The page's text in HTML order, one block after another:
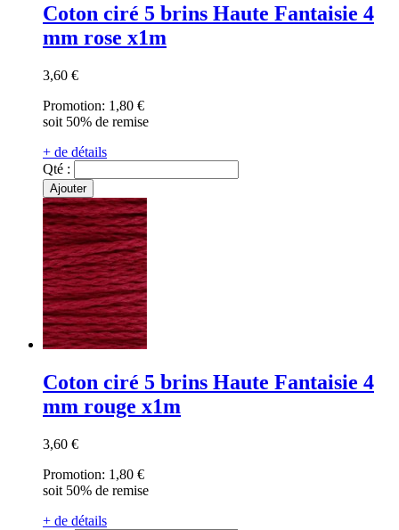
Coton ciré 5 brins Haute Fantaisie 4
mm rose x1m
3,60 €
Promotion: 1,80 €
soit 50% de remise
+ de détails
Qté :
Ajouter
Coton ciré 5 brins Haute Fantaisie 4
mm rouge x1m
3,60 €
Promotion: 1,80 €
soit 50% de remise
+ de détails